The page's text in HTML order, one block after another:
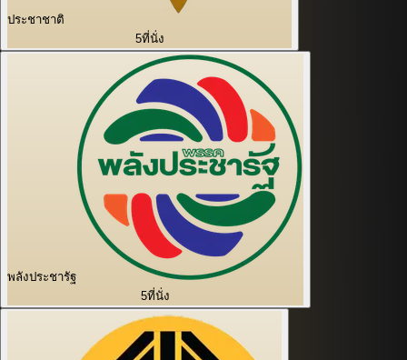
ประชาชาติ
5ที่นั่ง
พลังประชารัฐ
5ที่นั่ง